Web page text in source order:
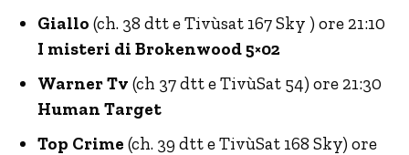
Giallo (ch. 38 dtt e Tivùsat 167 Sky ) ore 21:10
I misteri di Brokenwood 5×02
Warner Tv (ch 37 dtt e TivùSat 54) ore 21:30
Human Target
Top Crime (ch. 39 dtt e TivùSat 168 Sky) ore